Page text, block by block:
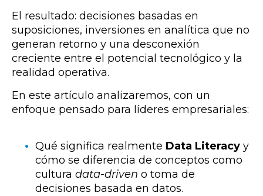
El resultado: decisiones basadas en
suposiciones, inversiones en analítica que no
generan retorno y una desconexión
creciente entre el potencial tecnológico y la
realidad operativa.
En este artículo analizaremos, con un
enfoque pensado para líderes empresariales:
Qué significa realmente Data Literacy y
cómo se diferencia de conceptos como
cultura data-driven o toma de
decisiones basada en datos.